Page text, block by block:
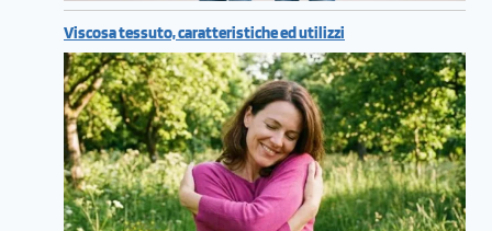
Viscosa tessuto, caratteristiche ed utilizzi